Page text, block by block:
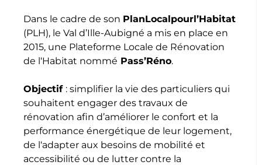
Dans le cadre de son PlanLocalpourl’Habitat
(PLH), le Val d’Ille-Aubigné a mis en place en
2015, une Plateforme Locale de Rénovation
de l‘Habitat nommé Pass’Réno.
Objectif : simplifier la vie des particuliers qui
souhaitent engager des travaux de
rénovation afin d’améliorer le confort et la
performance énergétique de leur logement,
de l‘adapter aux besoins de mobilité et
accessibilité ou de lutter contre la